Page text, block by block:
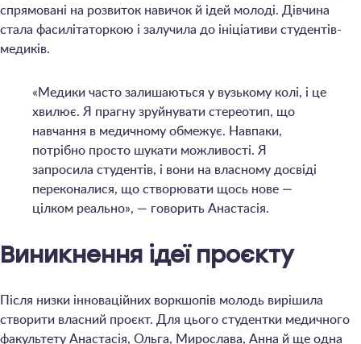
спрямовані на розвиток навичок й ідей молоді. Дівчина
стала фасилітаторкою і залучила до ініціативи студентів-
медиків.
«Медики часто залишаються у вузькому колі, і це
хвилює. Я прагну зруйнувати стереотип, що
навчання в медичному обмежує. Навпаки,
потрібно просто шукати можливості. Я
запросила студентів, і вони на власному досвіді
переконалися, що створювати щось нове —
цілком реально», — говорить Анастасія.
Виникнення ідеї проєкту
Після низки інноваційних воркшопів молодь вирішила
створити власний проєкт. Для цього студентки медичного
факультету Анастасія, Ольга, Мирослава, Анна й ще одна